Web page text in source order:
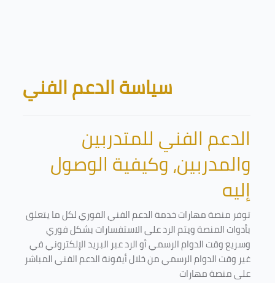
Blocks
سياسة الدعم الفني
الدعم الفني للمتدربين
والمدربين، وكيفية الوصول
إليه
توفر منصة مهارات خدمة الدعم الفني الفوري لكل ما يتعلق
بأدوات المنصة ويتم الرد على الاستفسارات بشكل فوري
وسريع وقت الدوام الرسمي أو الرد عبر البريد الإلكتروني في
غير وقت الدوام الرسمي من خلال أيقونة الدعم الفني المباشر
على منصة مهارات